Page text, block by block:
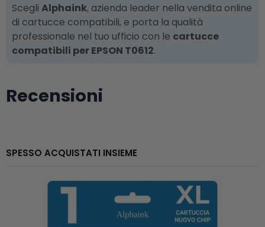
Scegli Alphaink, azienda leader nella vendita online
di cartucce compatibili, e porta la qualità
professionale nel tuo ufficio con le cartucce
compatibili per EPSON T0612.
Recensioni